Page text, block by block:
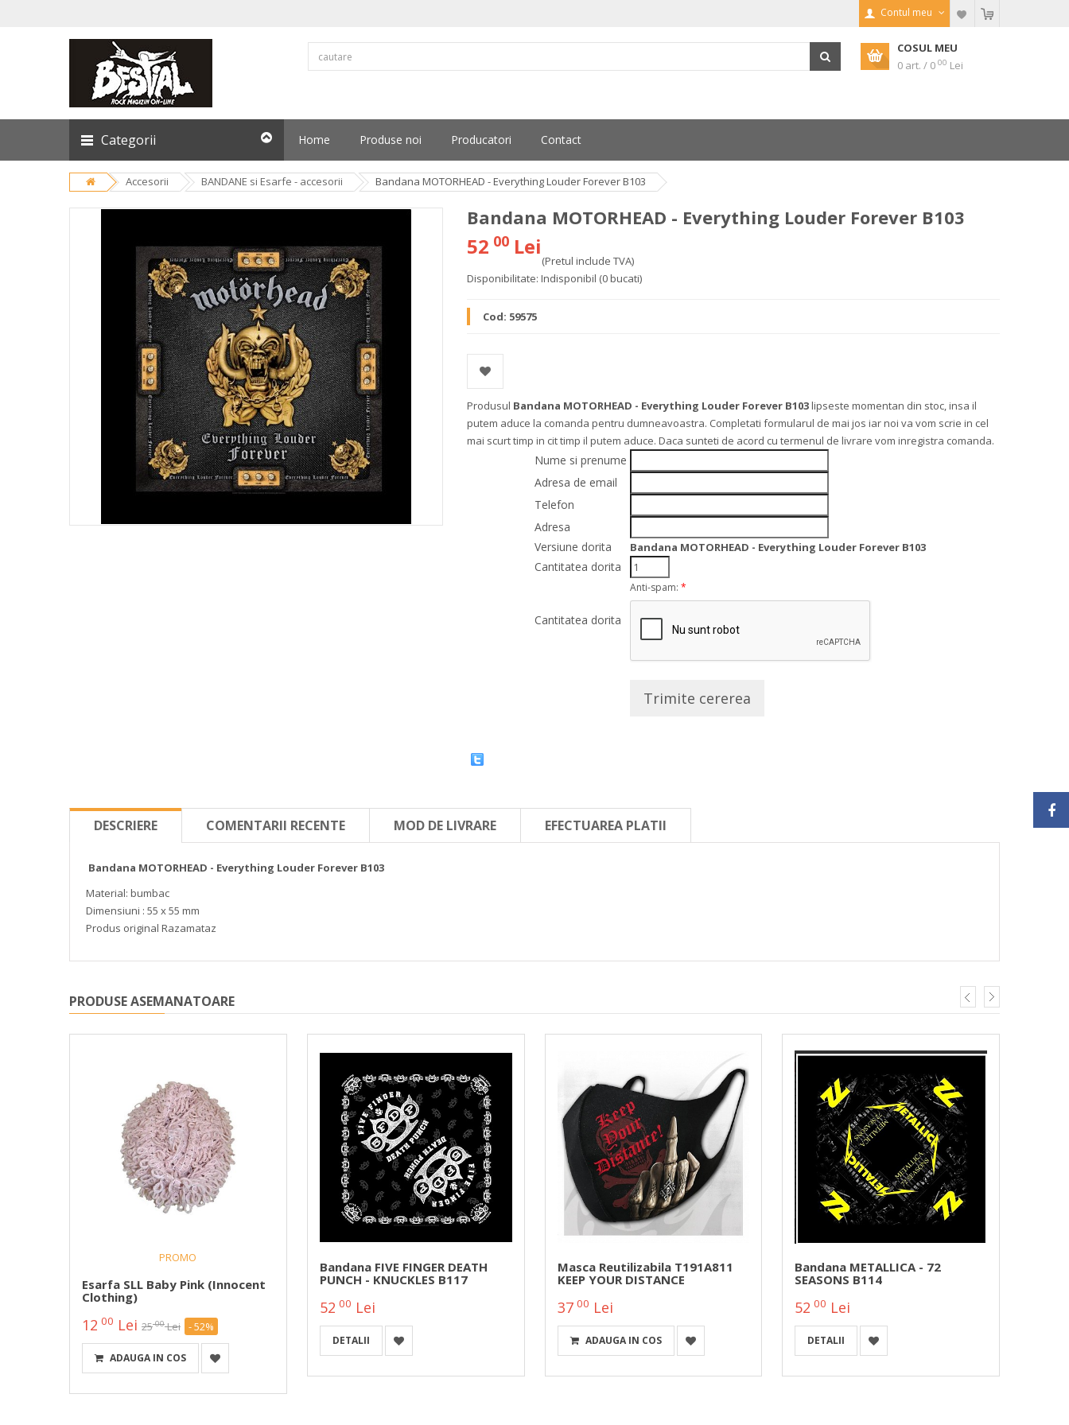
Contul meu
COSUL MEU
0 art. / 0 00 Lei
Categorii Home Produse noi Producatori Contact
Accesorii BANDANE si Esarfe - accesorii Bandana MOTORHEAD - Everything Louder Forever B103
Bandana MOTORHEAD - Everything Louder Forever B103
52 00 Lei
(Pretul include TVA)
Disponibilitate: Indisponibil (0 bucati)
Cod: 59575
Produsul Bandana MOTORHEAD - Everything Louder Forever B103lipseste momentan din stoc, insa il
putem aduce la comanda pentru dumneavoastra. Completati formularul de mai jos iar noi va vom scrie in cel
mai scurt timp in cit timp il putem aduce. Daca sunteti de acord cu termenul de livrare vom inregistra comanda.
Nume si prenume
Adresa de email
Telefon
Adresa
Versiune dorita
Bandana MOTORHEAD - Everything Louder Forever B103
Cantitatea dorita
Cantitatea dorita
Anti-spam: *
Trimite cererea
DESCRIERE COMENTARII RECENTE MOD DE LIVRARE EFECTUAREA PLATII
Bandana MOTORHEAD - Everything Louder Forever B103
Material: bumbac
Dimensiuni : 55 x 55 mm
Produs original Razamataz
PRODUSE ASEMANATOARE
PROMO
Esarfa SLL Baby Pink (Innocent
Clothing)
12 00 Lei 2500 Lei - 52%
ADAUGA IN COS
Bandana FIVE FINGER DEATH
PUNCH - KNUCKLES B117
52 00 Lei
DETALII
Masca Reutilizabila T191A811
KEEP YOUR DISTANCE
3700 Lei
ADAUGA IN COS
Bandana METALLICA - 72
SEASONS B114
52 00 Lei
DETALII